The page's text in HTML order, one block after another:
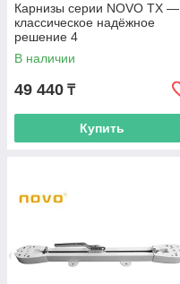
Карнизы серии NOVO TX —
классическое надёжное
решение 4
В наличии
49 440 ₸
Купить